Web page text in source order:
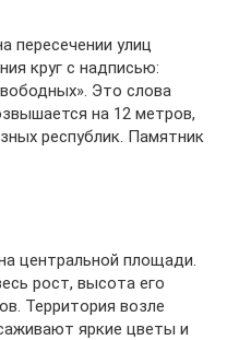
пересечении улиц
круг с надписью:
Это слова
на 12 метров,
республик. Памятник
центральной площади.
рост, высота его
Территория возле
яркие цветы и